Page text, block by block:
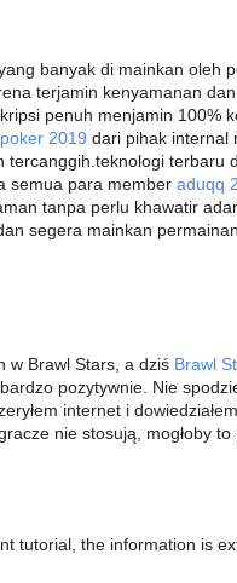
banyak di mainkan oleh
terjamin kenyamanan
penuh menjamin 100%
2019 dari pihak internal
tercanggih.teknologi terbaru
semua para member aduqq
tanpa perlu khawatir
segera mainkan
w Brawl Stars, a dziś Brawl
pozytywnie. Nie
internet i
nie stosują, mogłoby
tutorial, the information is